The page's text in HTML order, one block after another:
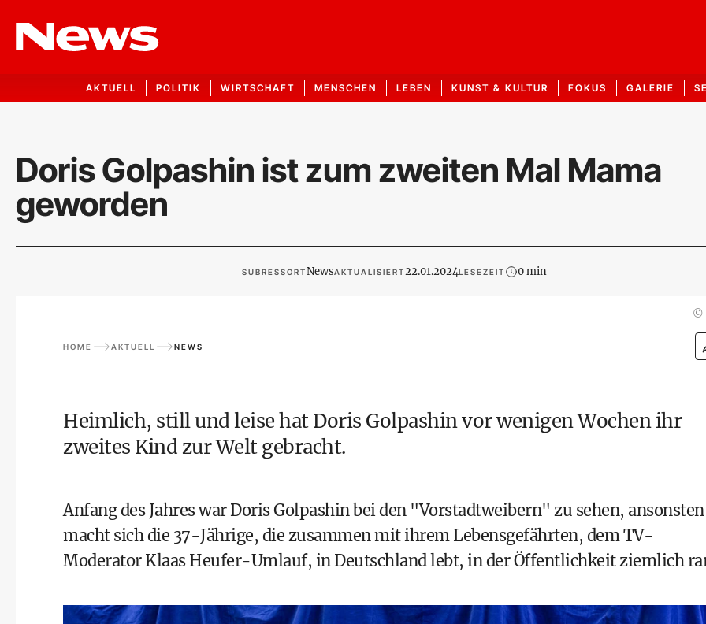
AKTUELL POLITIK WIRTSCHAFT MENSCHEN LEBEN KUNST & KULTUR FOKUS GALERIE
Doris Golpashin ist zum zweiten Mal Mama
geworden
SUBRESSORTNewsAKTUALISIERT22.01.2024LESEZEIT 0 min
©
HOME AKTUELL NEWS
Heimlich, still und leise hatDoris Golpashinvor wenigen Wochen ihr
zweites Kind zur Welt gebracht.
Anfang des Jahres war Doris Golpashin bei den "Vorstadtweibern" zu sehen, ansonsten
macht sich die 37-Jährige, die zusammen mit ihrem Lebensgefährten, dem TV-
Moderator Klaas Heufer-Umlauf, in Deutschland lebt, in der Öffentlichkeit ziemlich